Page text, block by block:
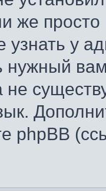
же
узнать у
нужный
не
phpBB